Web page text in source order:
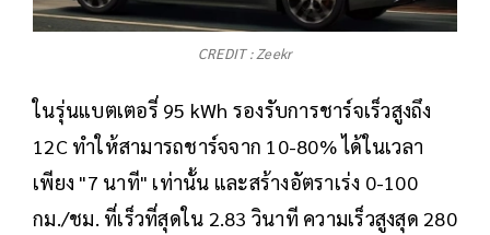
CREDIT : Zeekr
ในรุ่นแบตเตอรี่ 95 kWh รองรับการชาร์จเร็วสูงถึง
12C ทำให้สามารถชาร์จจาก 10-80% ได้ในเวลา
เพียง "7 นาที" เท่านั้น และสร้างอัตราเร่ง 0-100
กม./ชม. ที่เร็วที่สุดใน 2.83 วินาที ความเร็วสูงสุด 280